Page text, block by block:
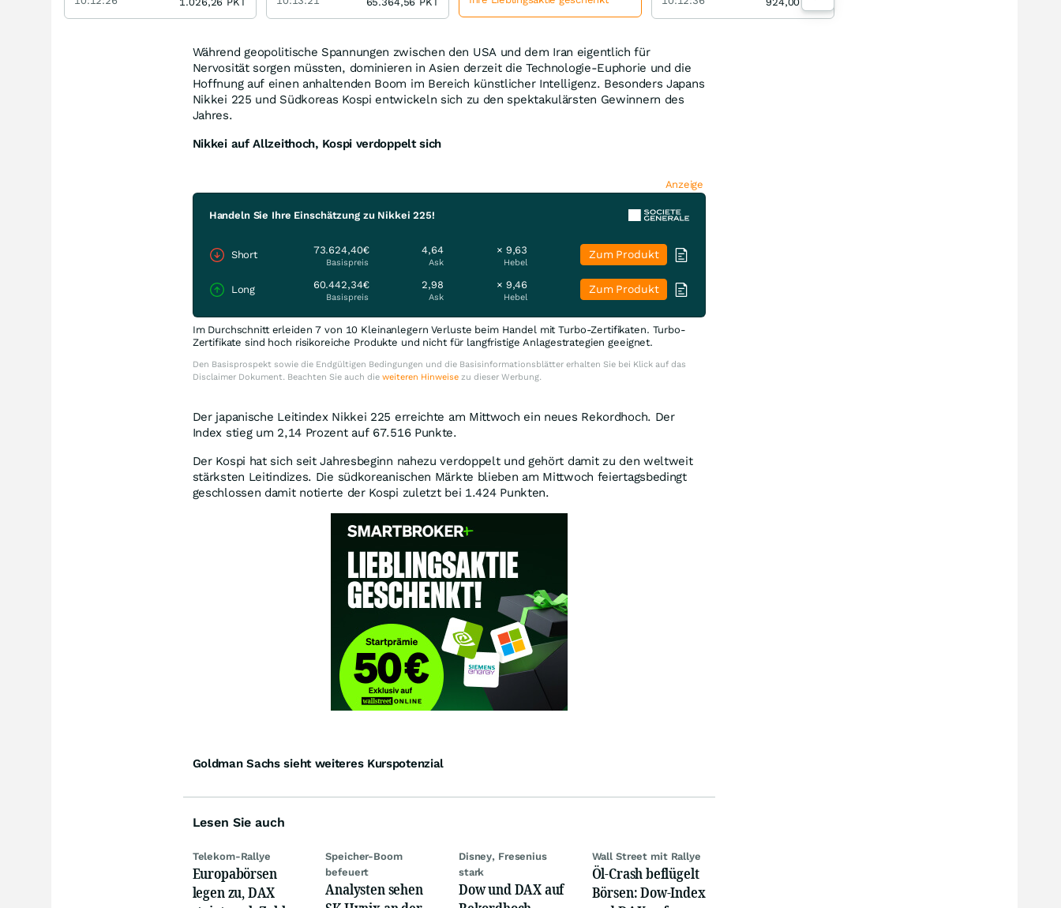
Während geopolitische Spannungen zwischen den USA und dem Iran eigentlich für
Nervosität sorgen müssten, dominieren in Asien derzeit die Technologie-Euphorie und die
Hoffnung auf einen anhaltenden Boom im Bereich künstlicher Intelligenz. Besonders Japans
Nikkei 225 und Südkoreas Kospi entwickeln sich zu den spektakulärsten Gewinnern des
Jahres.
Nikkei auf Allzeithoch, Kospi verdoppelt sich
Anzeige
Handeln Sie Ihre Einschätzung zu Nikkei 225!
Short 73.624,40€
Basispreis
4,64
Ask
× 9,63
Hebel
Zum Produkt
Long 60.442,34€
Basispreis
2,98
Ask
× 9,46
Hebel
Zum Produkt
Im Durchschnitt erleiden 7 von 10 Kleinanlegern Verluste beim Handel mit Turbo-Zertifikaten. Turbo-
Zertifikate sind hoch risikoreiche Produkte und nicht für langfristige Anlagestrategien geeignet.
Den Basisprospekt sowie die Endgültigen Bedingungen und die Basisinformationsblätter erhalten Sie bei Klick auf das
Disclaimer Dokument. Beachten Sie auch die weiteren Hinweisezu dieser Werbung.
Der japanische Leitindex Nikkei 225 erreichte am Mittwoch ein neues Rekordhoch. Der
Index stieg um 2,14 Prozent auf 67.516 Punkte.
Der Kospi hat sich seit Jahresbeginn nahezu verdoppelt und gehört damit zu den weltweit
stärksten Leitindizes. Die südkoreanischen Märkte blieben am Mittwoch feiertagsbedingt
geschlossen damit notierte der Kospi zuletzt bei 1.424 Punkten.
Goldman Sachs sieht weiteres Kurspotenzial
Lesen Sie auch
Telekom-Rallye
Europabörsen
legen zu, DAX
Speicher-Boom
befeuert
Analysten sehen
Disney, Fresenius
stark
Dow und DAX auf
Wall Street mit Rallye
Öl-Crash beflügelt
Börsen: Dow-Index